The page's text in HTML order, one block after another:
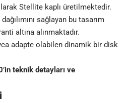
Stellite kaplı üretilmektedir.
sağlayan bu tasarım
altına alınmaktadır.
adapte olabilen dinamik bir disk
teknik detayları ve